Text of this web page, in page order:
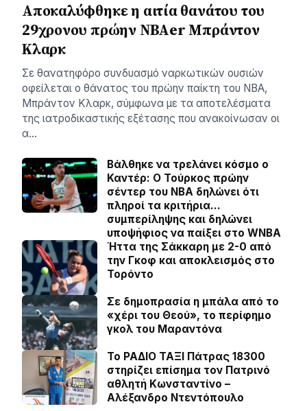
Αποκαλύφθηκε η αιτία θανάτου του
29χρονου πρώην NBAer Μπράντον
Κλαρκ
Σε θανατηφόρο συνδυασμό ναρκωτικών ουσιών
οφείλεται ο θάνατος του πρώην παίκτη του NBA,
Μπράντον Κλαρκ, σύμφωνα με τα αποτελέσματα
της ιατροδικαστικής εξέτασης που ανακοίνωσαν οι
α…
Βάλθηκε να τρελάνει κόσμο ο
Καντέρ: Ο Τούρκος πρώην
σέντερ του NBA δηλώνει ότι
πληροί τα κριτήρια…
συμπερίληψης και δηλώνει
υποψήφιος να παίξει στο WNBA
Ήττα της Σάκκαρη με 2-0 από
την Γκοφ και αποκλεισμός στο
Τορόντο
Σε δημοπρασία η μπάλα από το
«χέρι του Θεού», το περίφημο
γκολ του Μαραντόνα
Το ΡΑΔΙΟ ΤΑΞΙ Πάτρας 18300
στηρίζει επίσημα τον Πατρινό
αθλητή Κωνσταντίνο –
Αλέξανδρο Ντεντόπουλο